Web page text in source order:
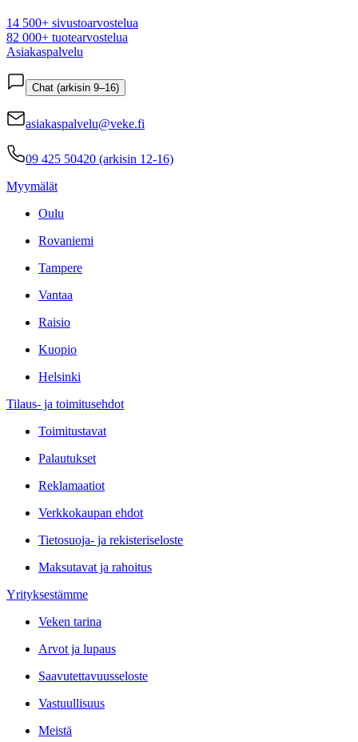
14 500+ sivustoarvostelua
82 000+ tuotearvostelua
Asiakaspalvelu
Chat (arkisin 9–16)
asiakaspalvelu@veke.fi
09 425 50420 (arkisin 12-16)
Myymälät
Oulu
Rovaniemi
Tampere
Vantaa
Raisio
Kuopio
Helsinki
Tilaus- ja toimitusehdot
Toimitustavat
Palautukset
Reklamaatiot
Verkkokaupan ehdot
Tietosuoja- ja rekisteriseloste
Maksutavat ja rahoitus
Yrityksestämme
Veken tarina
Arvot ja lupaus
Saavutettavuusseloste
Vastuullisuus
Meistä